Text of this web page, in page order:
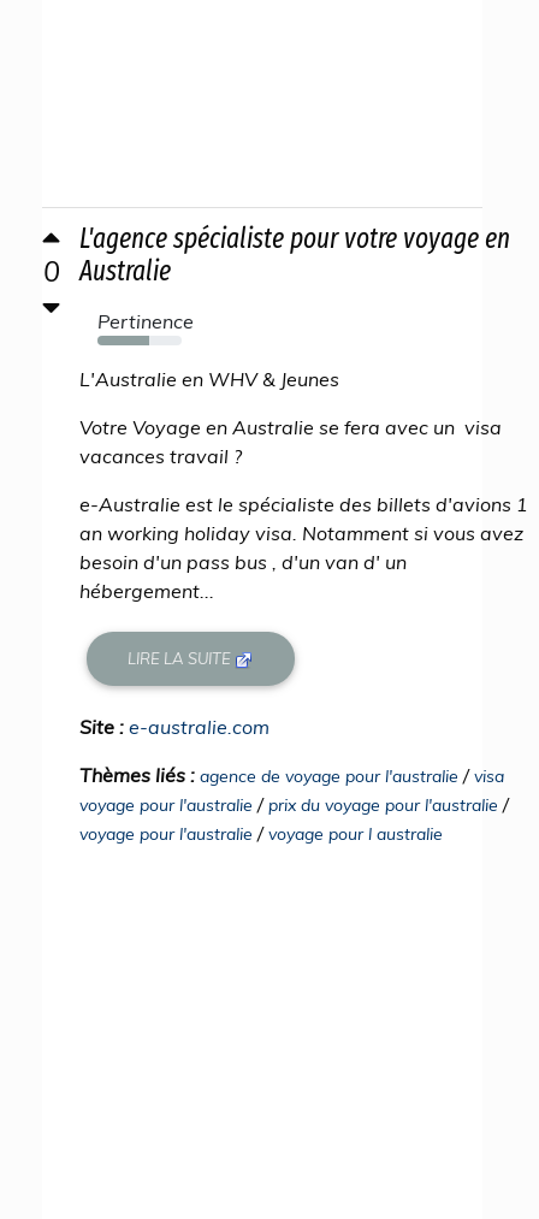
0
L'agence spécialiste pour votre voyage en
Australie
Pertinence
62%
L'Australie en WHV & Jeunes
Votre Voyage en Australie se fera avec un visa
vacances travail ?
e-Australie est le spécialiste des billets d'avions 1
an working holiday visa. Notamment si vous avez
besoin d'un pass bus , d'un van d' un
hébergement...
LIRE LA SUITE
Site : e-australie.com
Thèmes liés : agence de voyage pour l'australie /visa
voyage pour l'australie /prix du voyage pour l'australie /
voyage pour l'australie /voyage pour l australie